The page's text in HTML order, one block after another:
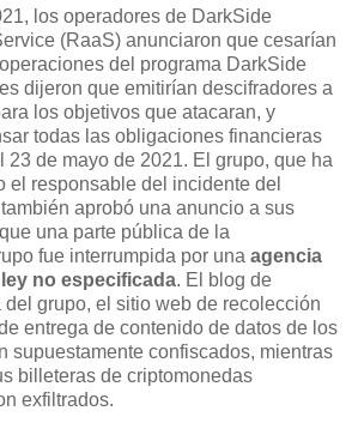
los operadores de DarkSide
(RaaS) anunciaron que cesarían
del programa DarkSide
dijeron que emitirían descifradores a
los objetivos que atacaran, y
todas las obligaciones financieras
23 de mayo de 2021. El grupo, que ha
el responsable del incidente del
aprobó una anuncio a sus
una parte pública de la
fue interrumpida por una agencia
no especificada. El blog de
del grupo, el sitio web de recolección
entrega de contenido de datos de los
supuestamente confiscados, mientras
billeteras de criptomonedas
exfiltrados.